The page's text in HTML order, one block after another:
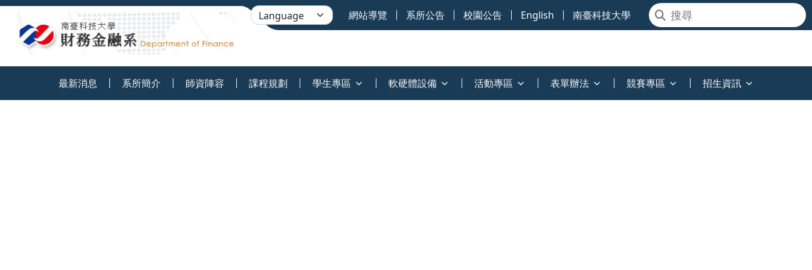
網站導覽 系所公告 校園公告 English 南臺科技大學
最新消息 系所簡介 師資陣容 課程規劃 學生專區 軟硬體設備 活動專區 表單辦法 競賽專區 招生資訊